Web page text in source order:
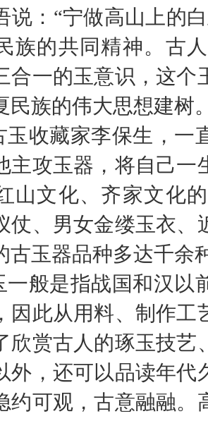
说：“宁做高山上的
族的共同精神。古
合一的玉意识，这个
民族的伟大思想建树
玉收藏家李保生，一
主攻玉器，将自己一
山文化、齐家文化
仗、男女金缕玉衣、
古玉器品种多达千余
一般是指战国和汉以
因此从用料、制作工
欣赏古人的琢玉技
外，还可以品读年代
约可观，古意融融